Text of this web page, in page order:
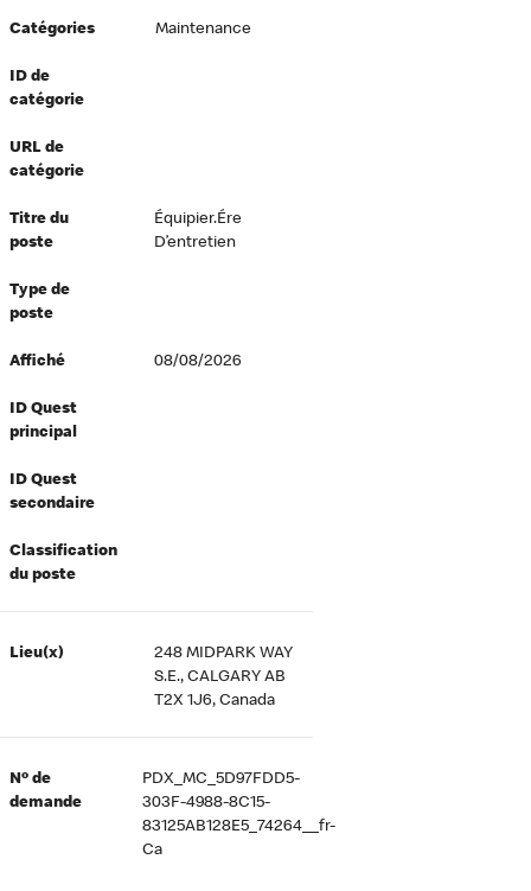
équité et inclusion
au travail
Catégories Maintenance
ID de
catégorie
URL de
catégorie
Titre du
poste
Équipier.ére
D’entretien
Type de
poste
Affiché 08/08/2026
ID Quest
principal
ID Quest
secondaire
Classification
du poste
Lieu(x)
248 MIDPARK WAY
S.E., CALGARY AB
T2X 1J6, Canada
Nº de
demande
PDX_MC_5D97FDD5-
303F-4988-8C15-
83125AB128E5_74264__fr-
Ca